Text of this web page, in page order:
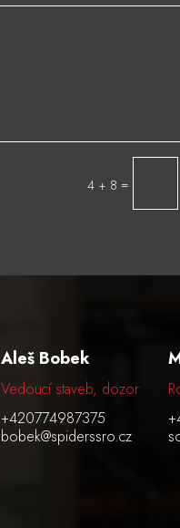
4 + 8 =
Aleš Bobek
Vedoucí staveb, dozor
+420774987375
bobek@spiderssro.cz